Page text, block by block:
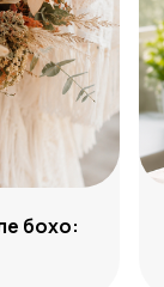
бохо: